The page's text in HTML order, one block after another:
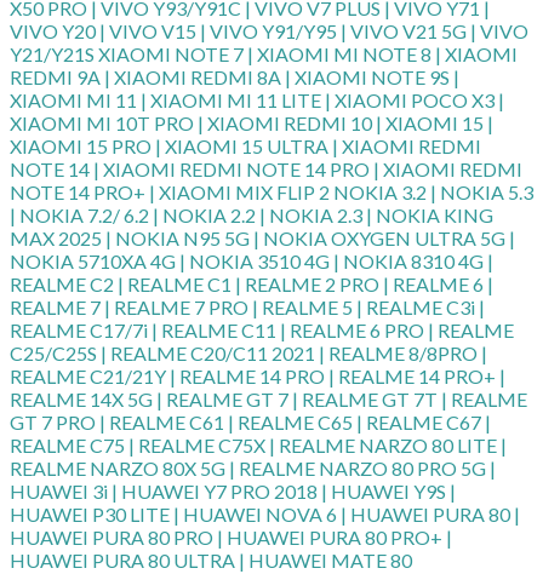
X50 PRO | VIVO Y93/Y91C | VIVO V7 PLUS | VIVO Y71 |
VIVO Y20 | VIVO V15 | VIVO Y91/Y95 | VIVO V21 5G | VIVO
Y21/Y21S XIAOMI NOTE 7 | XIAOMI MI NOTE 8 | XIAOMI
REDMI 9A | XIAOMI REDMI 8A | XIAOMI NOTE 9S |
XIAOMI MI 11 | XIAOMI MI 11 LITE | XIAOMI POCO X3 |
XIAOMI MI 10T PRO | XIAOMI REDMI 10 | XIAOMI 15 |
XIAOMI 15 PRO | XIAOMI 15 ULTRA | XIAOMI REDMI
NOTE 14 | XIAOMI REDMI NOTE 14 PRO | XIAOMI REDMI
NOTE 14 PRO+ | XIAOMI MIX FLIP 2 NOKIA 3.2 | NOKIA 5.3
| NOKIA 7.2/ 6.2 | NOKIA 2.2 | NOKIA 2.3 | NOKIA KING
MAX 2025 | NOKIA N95 5G | NOKIA OXYGEN ULTRA 5G |
NOKIA 5710XA 4G | NOKIA 3510 4G | NOKIA 8310 4G |
REALME C2 | REALME C1 | REALME 2 PRO | REALME 6 |
REALME 7 | REALME 7 PRO | REALME 5 | REALME C3i |
REALME C17/7i | REALME C11 | REALME 6 PRO | REALME
C25/C25S | REALME C20/C11 2021 | REALME 8/8PRO |
REALME C21/21Y | REALME 14 PRO | REALME 14 PRO+ |
REALME 14X 5G | REALME GT 7 | REALME GT 7T | REALME
GT 7 PRO | REALME C61 | REALME C65 | REALME C67 |
REALME C75 | REALME C75X | REALME NARZO 80 LITE |
REALME NARZO 80X 5G | REALME NARZO 80 PRO 5G |
HUAWEI 3i | HUAWEI Y7 PRO 2018 | HUAWEI Y9S |
HUAWEI P30 LITE | HUAWEI NOVA 6 | HUAWEI PURA 80 |
HUAWEI PURA 80 PRO | HUAWEI PURA 80 PRO+ |
HUAWEI PURA 80 ULTRA | HUAWEI MATE 80